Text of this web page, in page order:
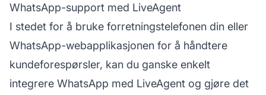
WhatsApp-support med LiveAgent
I stedet for å bruke forretningstelefonen din eller
WhatsApp-webapplikasjonen for å håndtere
kundeforespørsler, kan du ganske enkelt
integrere WhatsApp med LiveAgent og gjøre det